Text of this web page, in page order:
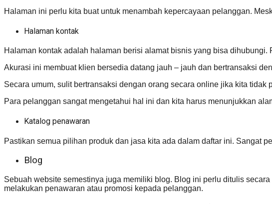
Halaman ini perlu kita buat untuk menambah kepercayaan pelanggan.
Halaman kontak
Halaman kontak adalah halaman berisi alamat bisnis yang bisa
Akurasi ini membuat klien bersedia datang jauh – jauh dan bertransaksi
Secara umum, sulit bertransaksi dengan orang secara online jika kita
Para pelanggan sangat mengetahui hal ini dan kita harus menunjukkan
Katalog penawaran
Pastikan semua pilihan produk dan jasa kita ada dalam daftar ini. Sangat
Blog
Sebuah website semestinya juga memiliki blog. Blog ini perlu ditulis
melakukan penawaran atau promosi kepada pelanggan.